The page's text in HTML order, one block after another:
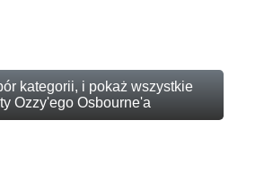
kategorii, i pokaż wszystkie
Ozzy'ego Osbourne'a